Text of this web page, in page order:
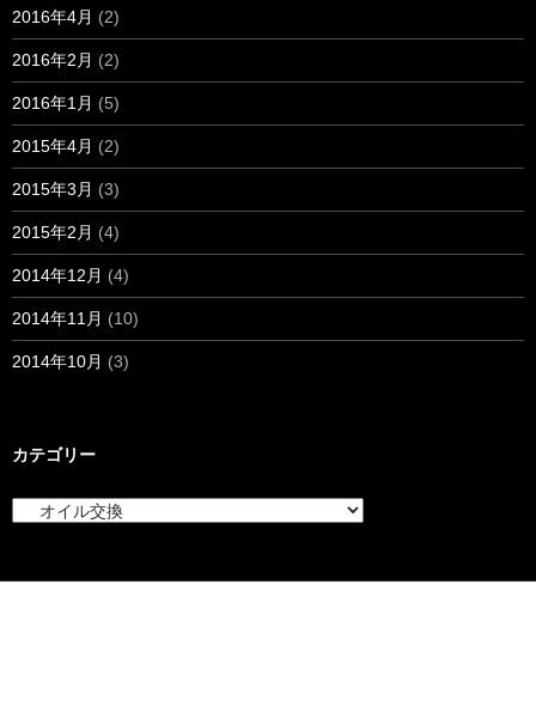
2016年4月 (2)
2016年2月 (2)
2016年1月 (5)
2015年4月 (2)
2015年3月 (3)
2015年2月 (4)
2014年12月 (4)
2014年11月 (10)
2014年10月 (3)
カテゴリー
テ